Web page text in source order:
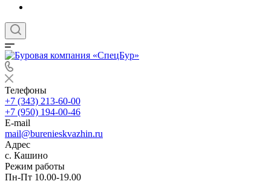
Телефоны
+7 (343) 213-60-00
+7 (950) 194-00-46
E-mail
mail@burenieskvazhin.ru
Адрес
с. Кашино
Режим работы
Пн-Пт 10.00-19.00